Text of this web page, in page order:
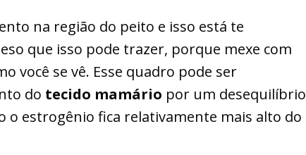
na região do peito e isso está te
que isso pode trazer, porque mexe com
você se vê. Esse quadro pode ser
do tecido mamário por um desequilíbrio
o estrogênio fica relativamente mais alto do